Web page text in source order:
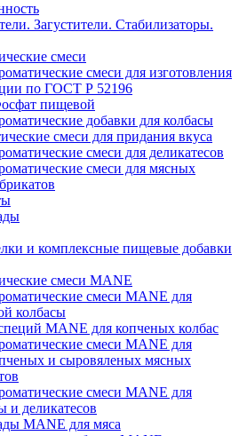
Загустители. Стабилизаторы.
смеси
смеси для изготовления
по ГОСТ Р 52196
пищевой
добавки для колбасы
смеси для придания вкуса
смеси для деликатесов
смеси для мясных
и комплексные пищевые добавки
смеси MANE
смеси MANE для
колбасы
MANE для копченых колбас
смеси MANE для
и сыровяленых мясных
смеси MANE для
и деликатесов
MANE для мяса